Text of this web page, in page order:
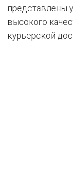
представлены
высокого
курьерской